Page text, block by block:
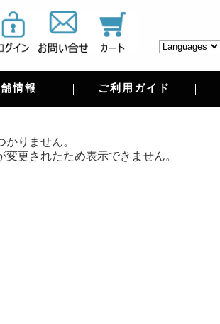
情報 ご利用ガイド
りません。
更されたため表示できません。